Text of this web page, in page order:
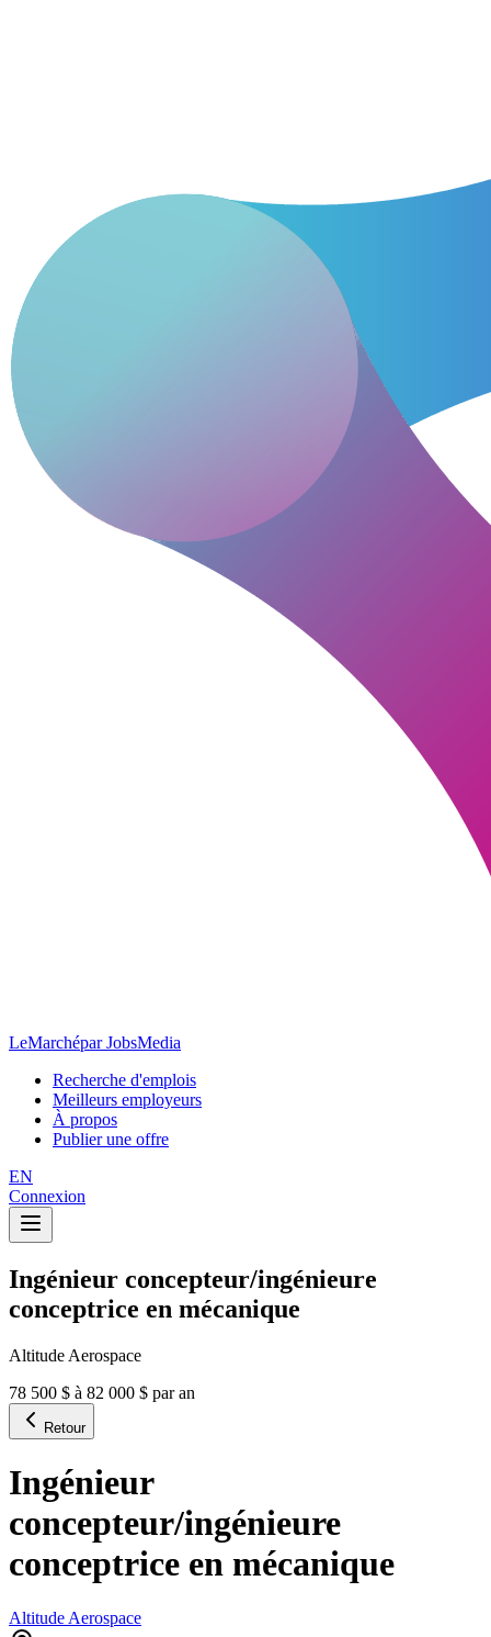
LeMarchépar JobsMedia
Recherche d'emplois
Meilleurs employeurs
À propos
Publier une offre
EN
Connexion
Ingénieur concepteur/ingénieure
conceptrice en mécanique
Altitude Aerospace
78 500 $ à 82 000 $ par an
Retour
Ingénieur
concepteur/ingénieure
conceptrice en mécanique
Altitude Aerospace